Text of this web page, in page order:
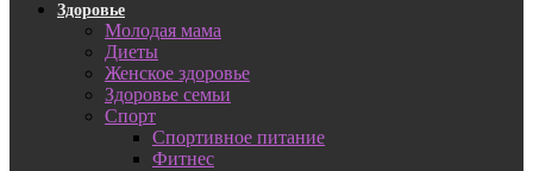
Здоровье
Молодая мама
Диеты
Женское здоровье
Здоровье семьи
Спорт
Спортивное питание
Фитнес